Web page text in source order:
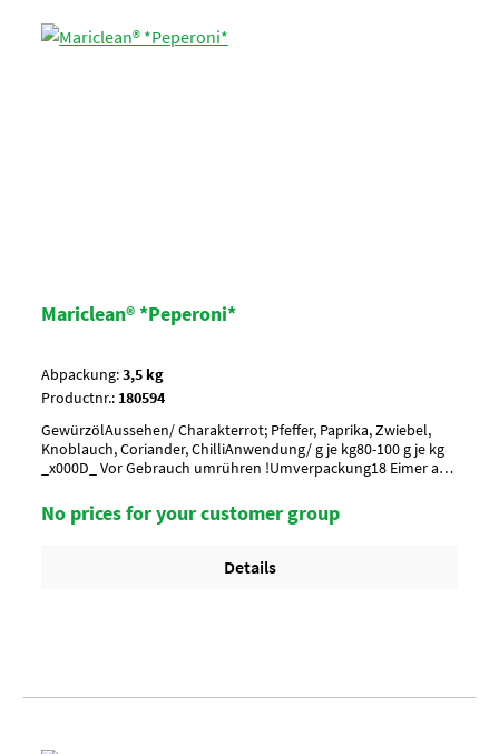
Mariclean® *Peperoni*
Abpackung:3,5 kg
Productnr.: 180594
GewürzölAussehen/ Charakterrot; Pfeffer, Paprika, Zwiebel,
Knoblauch, Coriander, ChilliAnwendung/ g je kg80-100 g je kg
_x000D_ Vor Gebrauch umrühren !Umverpackung18 Eimer a
No prices for your customer group
Details